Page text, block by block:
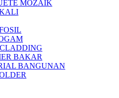
MOZAIK
BAKAR
BANGUNAN